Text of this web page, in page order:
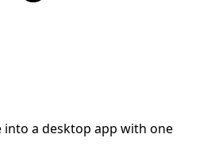
into a desktop app with one